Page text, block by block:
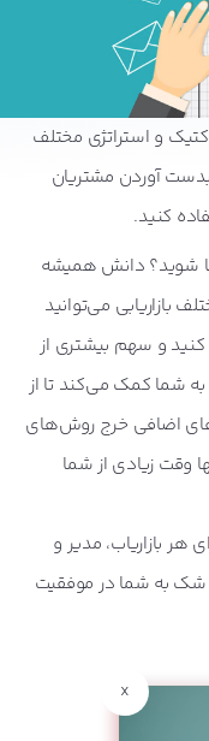
مقاله قرار است با هم به بررسی 101 تاکتیک و استراتژی مختلف
بدست آوردن مشتریان
کنید.
شوید؟ دانش همیشه
بازاریابی می‌توانید
کنید و سهم بیشتری از
به شما کمک می‌کند تا از
اضافی خرج روش‌های
وقت زیادی از شما
بازاریاب، مدیر و
شک به شما در موفقیت
x